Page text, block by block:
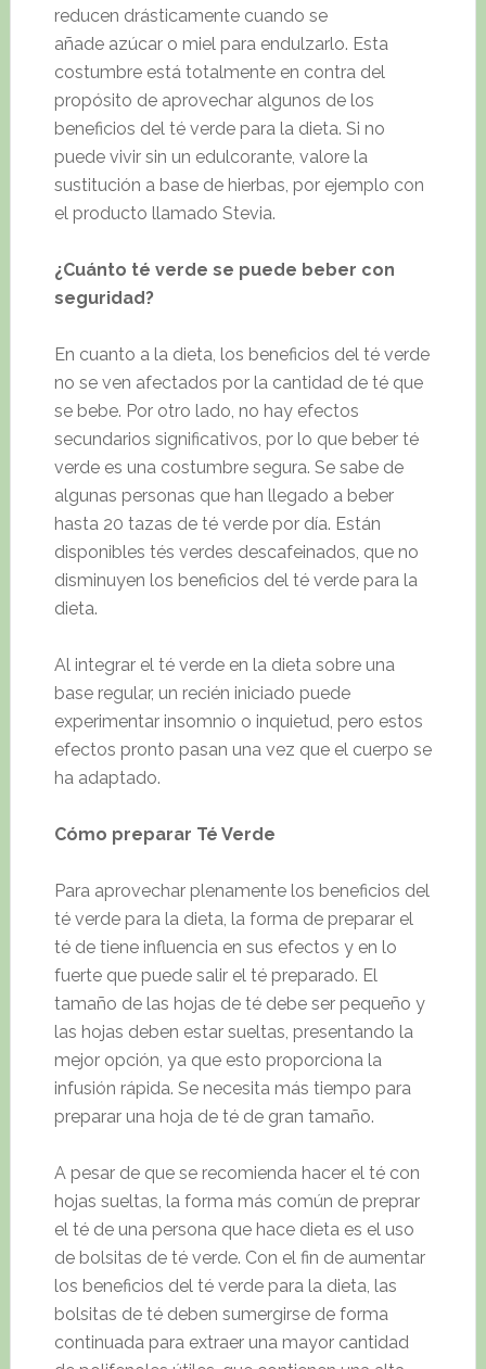
reducen drásticamente cuando se
añade azúcar o miel para endulzarlo. Esta
costumbre está totalmente en contra del
propósito de aprovechar algunos de los
beneficios del té verde para la dieta. Si no
puede vivir sin un edulcorante, valore la
sustitución a base de hierbas, por ejemplo con
el producto llamado Stevia.
¿Cuánto té verde se puede beber con
seguridad?
En cuanto a la dieta, los beneficios del té verde
no se ven afectados por la cantidad de té que
se bebe. Por otro lado, no hay efectos
secundarios significativos, por lo que beber té
verde es una costumbre segura. Se sabe de
algunas personas que han llegado a beber
hasta 20 tazas de té verde por día. Están
disponibles tés verdes descafeinados, que no
disminuyen los beneficios del té verde para la
dieta.
Al integrar el té verde en la dieta sobre una
base regular, un recién iniciado puede
experimentar insomnio o inquietud, pero estos
efectos pronto pasan una vez que el cuerpo se
ha adaptado.
Cómo preparar Té Verde
Para aprovechar plenamente los beneficios del
té verde para la dieta, la forma de preparar el
té de tiene influencia en sus efectos y en lo
fuerte que puede salir el té preparado. El
tamaño de las hojas de té debe ser pequeño y
las hojas deben estar sueltas, presentando la
mejor opción, ya que esto proporciona la
infusión rápida. Se necesita más tiempo para
preparar una hoja de té de gran tamaño.
A pesar de que se recomienda hacer el té con
hojas sueltas, la forma más común de preprar
el té de una persona que hace dieta es el uso
de bolsitas de té verde. Con el fin de aumentar
los beneficios del té verde para la dieta, las
bolsitas de té deben sumergirse de forma
continuada para extraer una mayor cantidad